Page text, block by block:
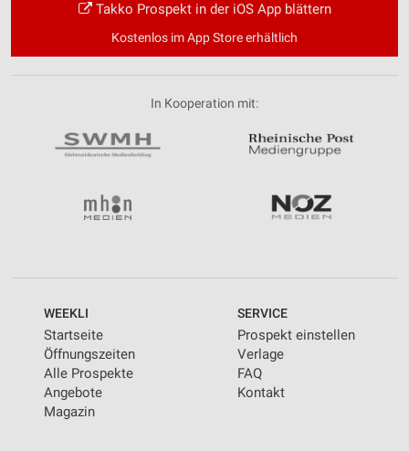
Takko Prospekt in der iOS App blättern
Kostenlos im App Store erhältlich
In Kooperation mit:
WEEKLI
Startseite
Öffnungszeiten
Alle Prospekte
Angebote
Magazin
SERVICE
Prospekt einstellen
Verlage
FAQ
Kontakt